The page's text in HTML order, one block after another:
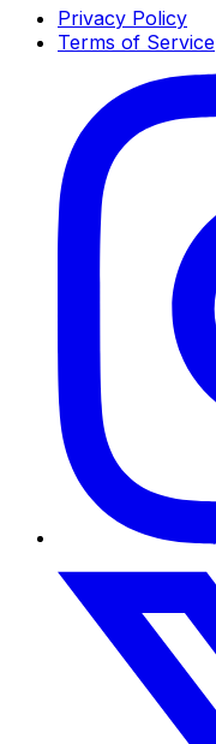
Privacy Policy
Terms of Service